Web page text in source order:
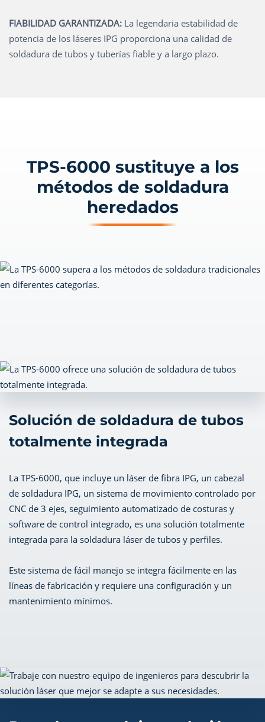
FIABILIDAD GARANTIZADA: La legendaria estabilidad de
potencia de los láseres IPG proporciona una calidad de
soldadura de tubos y tuberías fiable y a largo plazo.
TPS-6000 sustituye a los
métodos de soldadura
heredados
Solución de soldadura de tubos
totalmente integrada
La TPS-6000, que incluye un láser de fibra IPG, un cabezal
de soldadura IPG, un sistema de movimiento controlado por
CNC de 3 ejes, seguimiento automatizado de costuras y
software de control integrado, es una solución totalmente
integrada para la soldadura láser de tubos y perfiles.
Este sistema de fácil manejo se integra fácilmente en las
líneas de fabricación y requiere una configuración y un
mantenimiento mínimos.